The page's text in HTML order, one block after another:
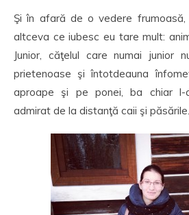
Şi în afară de o vedere
altceva ce iubesc eu tare mult:
Junior, căţelul care numai junior
prietenoase şi întotdeauna
aproape şi pe ponei, ba chiar l-
admirat de la distanţă caii şi păsările.